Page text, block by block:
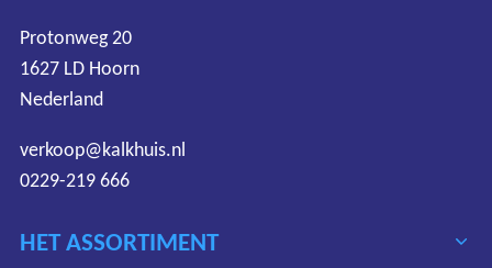
HET ASSORTIMENT
Protonweg 20
1627 LD Hoorn
Nederland
verkoop@kalkhuis.nl
0229-219 666